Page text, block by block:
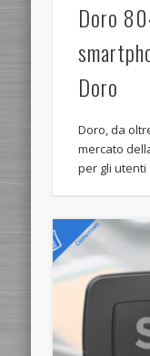
Doro
Doro
Doro, da
mercato
per gli